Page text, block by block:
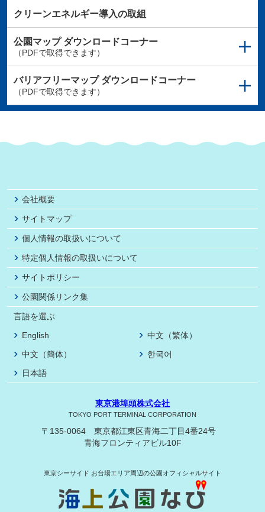
クリーンエネルギー導入の取組
公園マップダウンロードコーナー
（PDFで取得できます）
バリアフリーマップダウンロードコーナー
（PDFで取得できます）
会社概要
サイトマップ
個人情報の取扱いについて
特定個人情報の取扱いについて
サイトポリシー
公園関係リンク集
言語を選ぶ
English
中文（繁体）
中文（簡体）
한국어
日本語
東京港埠頭株式会社
TOKYO PORT TERMINAL CORPORATION
〒135-0064 東京都江東区青海二丁目4番24号
青海フロンティアビル10F
東京シーサイド お台場エリア周辺の公園オフィシャルサイト